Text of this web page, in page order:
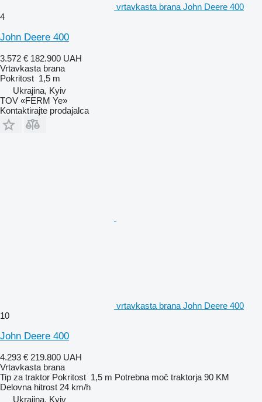
vrtavkasta brana John Deere 400
4
John Deere 400
3.572 € 182.900 UAH
Vrtavkasta brana
Pokritost 1,5 m
Ukrajina, Kyiv
TOV «FERM Ye»
Kontaktirajte prodajalca
vrtavkasta brana John Deere 400
10
John Deere 400
4.293 € 219.800 UAH
Vrtavkasta brana
Tip za traktor Pokritost 1,5 m Potrebna moč traktorja 90 KM
Delovna hitrost 24 km/h
Ukrajina, Kyiv